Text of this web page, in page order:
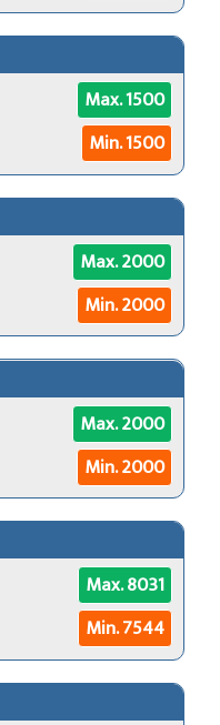
Max. 1500
Min. 1500
Max. 2000
Min. 2000
Max. 2000
Min. 2000
Max. 8031
Min. 7544